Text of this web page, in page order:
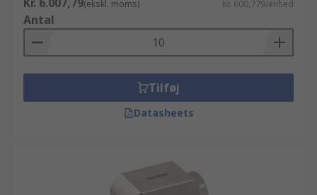
Trykluft adaptere, fittings og koblinger og
Trykluft udblæsningsventil og overtryksventil
funktionsfittings køb. Du kan se billeder og
lige præcis ved hvad det er du betaler for, når du
bestiller online hos os. Hvis du bruger mere end
10.000 kr. på Trykluft udblæsningsventil og
vores fleksible priser og rabatter.
(ekskl. moms) Kr. 600,779/enhed
Antal
Tilføj
Datasheets